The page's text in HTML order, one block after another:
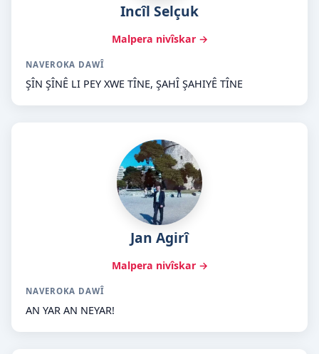
Incîl Selçuk
Malpera nivîskar →
NAVEROKA DAWÎ
ŞÎN ŞÎNÊ LI PEY XWE TÎNE, ŞAHÎ ŞAHIYÊ TÎNE
Jan Agirî
Malpera nivîskar →
NAVEROKA DAWÎ
AN YAR AN NEYAR!